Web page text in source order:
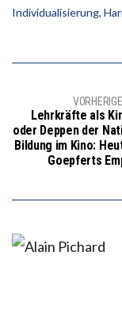
Individualisierung,
Lehrkräfte als
oder Deppen der
Bildung im Kino:
Goepferts